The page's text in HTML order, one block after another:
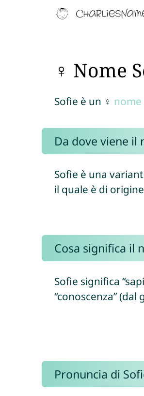
♀ Nome
Sofie è un ♀
Da dove viene il
Sofie è una
il quale è di
Cosa significa il
Sofie significa
“conoscenza” (dal
Pronuncia di